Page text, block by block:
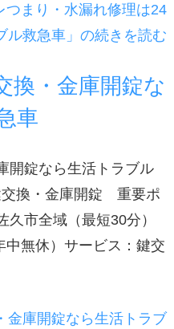
つまり・水漏れ修理は24
ル救急車」の続きを読む
換・金庫開錠な
車
開錠なら生活トラブル
交換・金庫開錠 重要ポ
久市全域（最短30分）
中無休）サービス：鍵交
金庫開錠なら生活トラブ